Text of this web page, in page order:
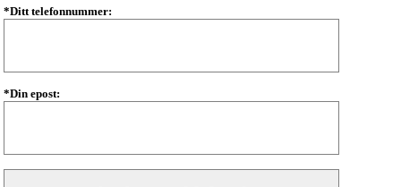
*Ditt telefonnummer:
*Din epost: